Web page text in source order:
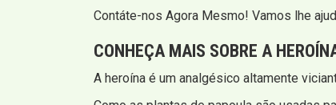
Contáte-nos Agora Mesmo! Vamos lhe
CONHEÇA MAIS SOBRE A
A heroína é um analgésico altamente